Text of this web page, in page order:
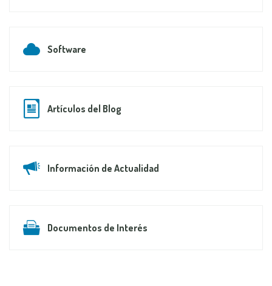
Software
Artículos del Blog
Información de Actualidad
Documentos de Interés